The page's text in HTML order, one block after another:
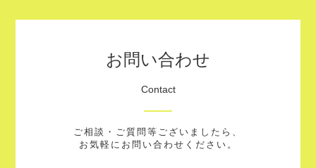
お問い合わせ
Contact
ご相談・ご質問等ございましたら、
お気軽にお問い合わせください。